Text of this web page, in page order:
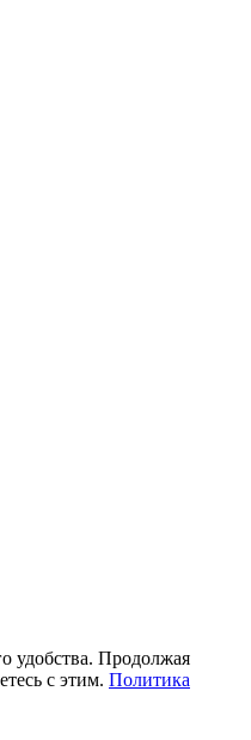
удобства. Продолжая
с этим. Политика